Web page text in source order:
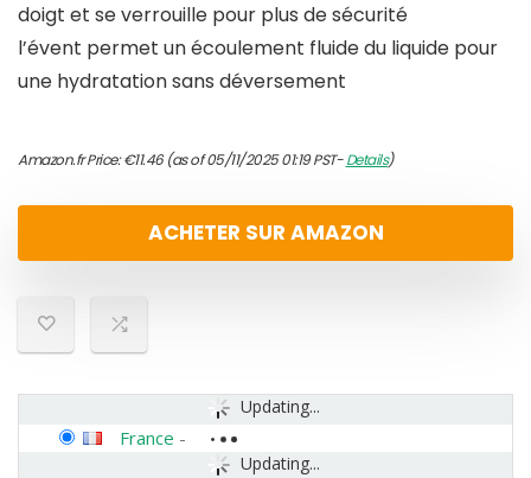
doigt et se verrouille pour plus de sécurité
l’évent permet un écoulement fluide du liquide pour
une hydratation sans déversement
Amazon.fr Price:€11.46(as of 05/11/2025 01:19 PST-Details)
ACHETER SUR AMAZON
Updating...
Updating...
France -